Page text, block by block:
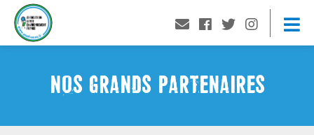
NOS GRANDS PARTENAIRES